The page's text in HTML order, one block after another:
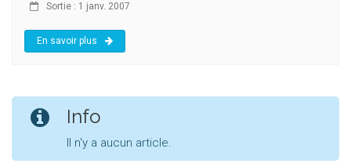
Sortie : 1 janv. 2007
En savoir plus
Info
Il n'y a aucun article.